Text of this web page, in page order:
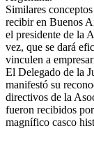
Similares
recibir en Buenos
el presidente de la
vez, que se dará
vinculen a
El Delegado de la
manifestó su
directivos de la
fueron recibidos
magnífico casco